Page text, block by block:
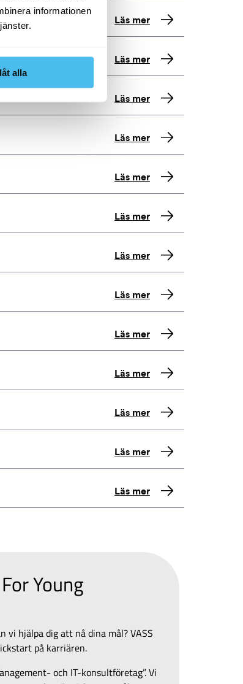
informationen
alla
Läs mer
Läs mer
Läs mer
Läs mer
Läs mer
Läs mer
Läs mer
Läs mer
Läs mer
Läs mer
Läs mer
Läs mer
Läs mer
Young
vi hjälpa dig att nå dina mål? VASS
på karriären.
och IT-konsultföretag”. Vi